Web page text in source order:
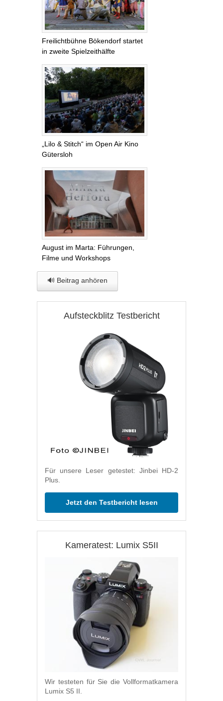
Freilichtbühne Bökendorf startet
in zweite Spielzeithälfte
„Lilo & Stitch“ im Open Air Kino
Gütersloh
August im Marta: Führungen,
Filme und Workshops
🔊 Beitrag anhören
Aufsteckblitz Testbericht
Für unsere Leser getestet: Jinbei HD-2
Plus.
Jetzt den Testbericht lesen
Kameratest: Lumix S5II
Wir testeten für Sie die Vollformatkamera
Lumix S5 II.